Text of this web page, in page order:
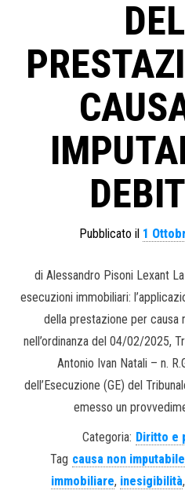
Pubblicato il 1
di Alessandro Pisoni Lexant
esecuzioni immobiliari:
della prestazione per causa
nell’ordinanza del 04/02/2025,
Antonio Ivan Natali – n.
dell’Esecuzione (GE) del
emesso un
Categoria: Diritto e
Tag causa non imputabile
immobiliare, inesigibilità,